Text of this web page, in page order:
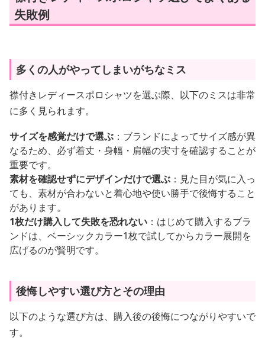
失敗例
多くの人がやってしまいがちなミス
襟付きレディースポロシャツを選ぶ際、以下のミスは非常
に多く見られます。
サイズを感覚だけで選ぶ ：ブランドによってサイズ感が異
なるため、必ず着丈・身幅・肩幅の実寸を確認することが
重要です。
素材を確認せずにデザインだけで選ぶ ：見た目が気に入っ
ても、素材が合わないと着心地や使い勝手で後悔すること
があります。
1枚だけ購入して失敗を恐れない ：はじめて購入するブラ
ンドは、ベーシックカラー1枚で試してからカラー展開を
広げるのが賢明です。
後悔しやすい選び方とその理由
以下のような選び方は、購入後の後悔につながりやすいで
す。